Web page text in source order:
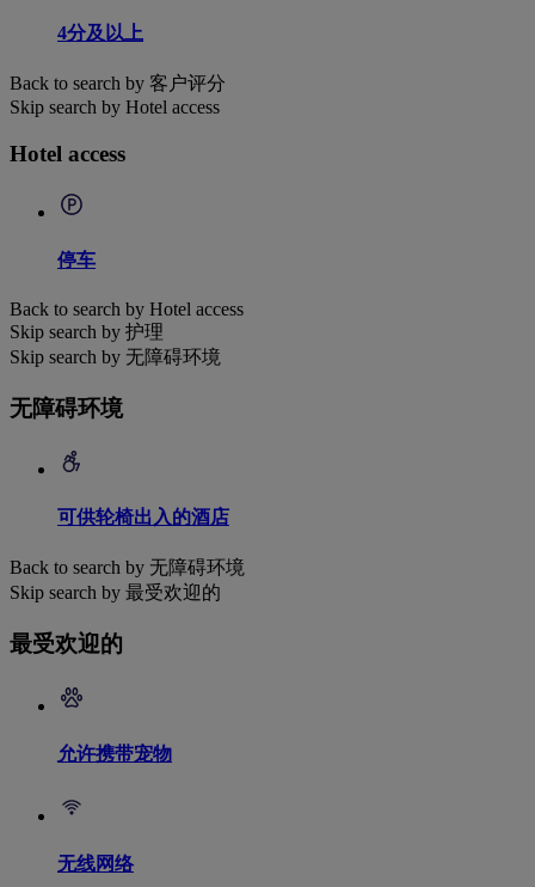
4分及以上
Back to search by 客户评分
Skip search by Hotel access
Hotel access
停车
Back to search by Hotel access
Skip search by 护理
Skip search by 无障碍环境
无障碍环境
可供轮椅出入的酒店
Back to search by 无障碍环境
Skip search by 最受欢迎的
最受欢迎的
允许携带宠物
无线网络